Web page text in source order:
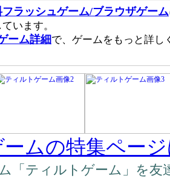
ラッシュゲーム/ブラウザゲーム
います。
ーム詳細で、ゲームをもっと詳し
ームの特集ペー
「ティルトゲーム」を友